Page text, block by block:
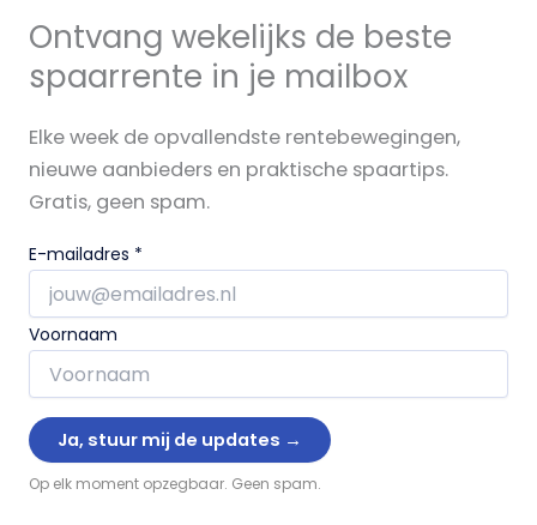
Ontvang wekelijks de beste
spaarrente in je mailbox
Elke week de opvallendste rentebewegingen,
nieuwe aanbieders en praktische spaartips.
Gratis, geen spam.
E-mailadres *
Voornaam
Op elk moment opzegbaar. Geen spam.